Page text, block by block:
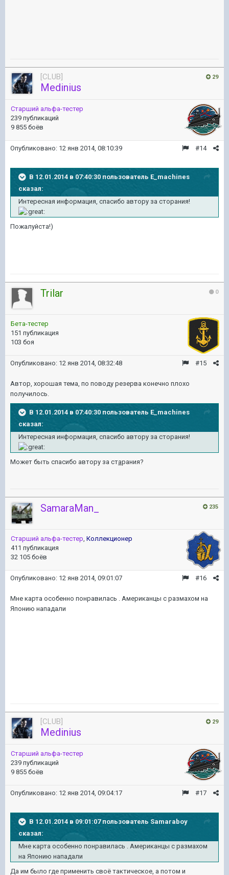
29
[CLUB]
Medinius
Старший альфа-тестер
239 публикаций
9 855 боёв
#14
Опубликовано: 12 янв 2014, 08:10:39
В 12.01.2014 в 07:40:30 пользователь E_machines
сказал:
Интересная информация, спасибо автору за сторания!
Пожалуйста!)
0
Trilar
Бета-тестер
151 публикация
103 боя
#15
Опубликовано: 12 янв 2014, 08:32:48
Автор, хорошая тема, по поводу резерва конечно плохо
получилось.
В 12.01.2014 в 07:40:30 пользователь E_machines
сказал:
Интересная информация, спасибо автору за сторания!
Может быть спасибо автору за старания?
235
SamaraMan_
Старший альфа-тестер Коллекционер
411 публикация
32 105 боёв
#16
Опубликовано: 12 янв 2014, 09:01:07
Мне карта особенно понравилась . Американцы с размахом на
Японию нападали
29
[CLUB]
Medinius
Старший альфа-тестер
239 публикаций
9 855 боёв
#17
Опубликовано: 12 янв 2014, 09:04:17
В 12.01.2014 в 09:01:07 пользователь Samaraboy
сказал:
Мне карта особенно понравилась . Американцы с размахом
на Японию нападали
Да им было где применить своё тактическое, а потом и